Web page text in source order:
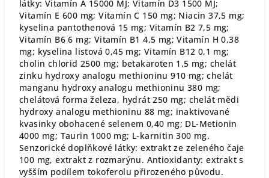
látky: Vitamín A 15000 MJ; Vitamín D3 1500 MJ;
Vitamín E 600 mg; Vitamín C 150 mg; Niacin 37,5 mg;
kyselina pantothenová 15 mg; Vitamín B2 7,5 mg;
Vitamín B6 6 mg; Vitamín B1 4,5 mg; Vitamín H 0,38
mg; kyselina listová 0,45 mg; Vitamín B12 0,1 mg;
cholin chlorid 2500 mg; betakaroten 1,5 mg; chelát
zinku hydroxy analogu methioninu 910 mg; chelát
manganu hydroxy analogu methioninu 380 mg;
chelátová forma železa, hydrát 250 mg; chelát mědi
hydroxy analogu methioninu 88 mg; inaktivované
kvasinky obohacené selenem 0,40 mg; DL-Metionin
4000 mg; Taurin 1000 mg; L-karnitin 300 mg.
Senzorické doplňkové látky: extrakt ze zeleného čaje
100 mg, extrakt z rozmarýnu. Antioxidanty: extrakt s
vyšším podílem tokoferolu přirozeného původu.